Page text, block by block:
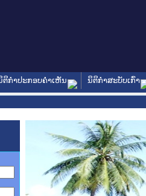
ຕິກໍາປະກອບຄໍາເຫັນ ນິຕິກໍາສະບັບເກົ່າ